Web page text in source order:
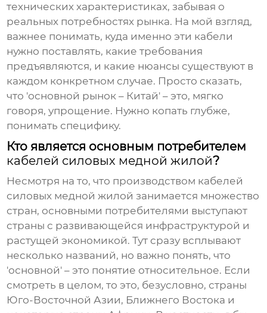
технических характеристиках, забывая о
реальных потребностях рынка. На мой взгляд,
важнее понимать, куда именно эти кабели
нужно поставлять, какие требования
предъявляются, и какие нюансы существуют в
каждом конкретном случае. Просто сказать,
что 'основной рынок – Китай' – это, мягко
говоря, упрощение. Нужно копать глубже,
понимать специфику.
Кто является основным потребителем
кабелей силовых медной жилой?
Несмотря на то, что производством кабелей
силовых медной жилой занимается множество
стран, основными потребителями выступают
страны с развивающейся инфраструктурой и
растущей экономикой. Тут сразу всплывают
несколько названий, но важно понять, что
'основной' – это понятие относительное. Если
смотреть в целом, то это, безусловно, страны
Юго-Восточной Азии, Ближнего Востока и